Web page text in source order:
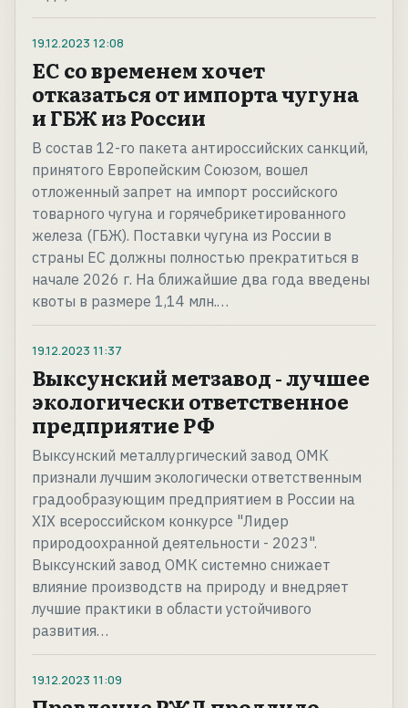
19.12.2023 12:08
ЕС со временем хочет
отказаться от импорта чугуна
и ГБЖ из России
В состав 12-го пакета антироссийских санкций,
принятого Европейским Союзом, вошел
отложенный запрет на импорт российского
товарного чугуна и горячебрикетированного
железа (ГБЖ). Поставки чугуна из России в
страны ЕС должны полностью прекратиться в
начале 2026 г. На ближайшие два года введены
квоты в размере 1,14 млн.…
19.12.2023 11:37
Выксунский метзавод - лучшее
экологически ответственное
предприятие РФ
Выксунский металлургический завод ОМК
признали лучшим экологически ответственным
градообразующим предприятием в России на
XIX всероссийском конкурсе "Лидер
природоохранной деятельности - 2023".
Выксунский завод ОМК системно снижает
влияние производств на природу и внедряет
лучшие практики в области устойчивого
развития…
19.12.2023 11:09